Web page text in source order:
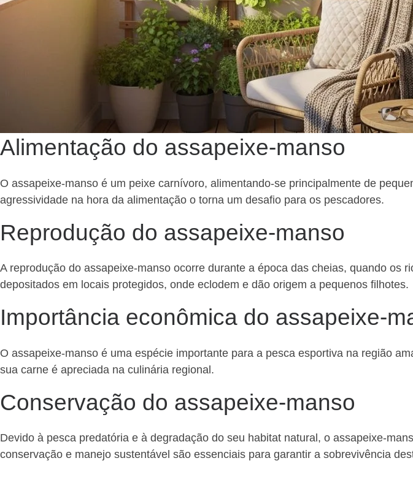
Alimentação do assapeixe-manso
O assapeixe-manso é um peixe carnívoro, alimentando-se principalmente de
agressividade na hora da alimentação o torna um desafio para os pescadores.
Reprodução do assapeixe-manso
A reprodução do assapeixe-manso ocorre durante a época das cheias, quando os
depositados em locais protegidos, onde eclodem e dão origem a pequenos filhotes.
Importância econômica do assapeixe-
O assapeixe-manso é uma espécie importante para a pesca esportiva na região
sua carne é apreciada na culinária regional.
Conservação do assapeixe-manso
Devido à pesca predatória e à degradação do seu habitat natural, o assapeixe-
conservação e manejo sustentável são essenciais para garantir a sobrevivência